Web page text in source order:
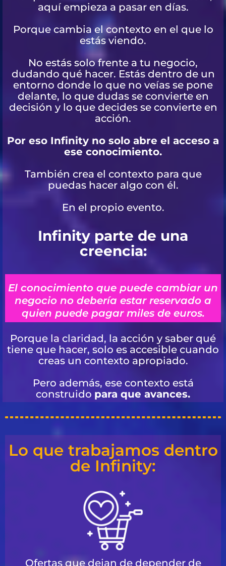
aquí empieza a pasar en días.
Porque cambia el contexto en el que lo
estás viendo.
No estás solo frente a tu negocio,
dudando qué hacer. Estás dentro de un
entorno donde lo que no veías se pone
delante, lo que dudas se convierte en
decisión y lo que decides se convierte en
acción.
Por eso Infinity no solo abre el acceso a
ese conocimiento.
También crea el contexto para que
puedas hacer algo con él.
En el propio evento.
Infinity parte de una
creencia:
El conocimiento que puede cambiar un
negocio no debería estar reservado a
quien puede pagar miles de euros.
Porque la claridad, la acción y saber qué
tiene que hacer, solo es accesible cuando
creas un contexto apropiado.
Pero además, ese contexto está
construido para que avances.
Lo que trabajamos dentro
de Infinity:
Ofertas que dejan de depender de